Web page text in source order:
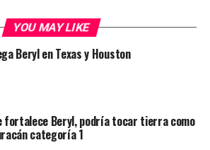
YOU MAY LIKE
Beryl en Texas y Houston
fortalece Beryl, podría tocar tierra como
categoría 1